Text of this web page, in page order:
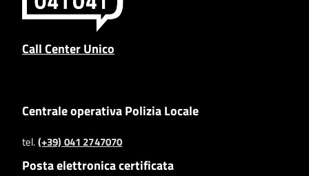
Call Center Unico
Centrale operativa Polizia Locale
tel.(+39) 041 2747070
Posta elettronica certificata